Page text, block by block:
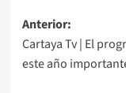
Anterior:
Cartaya Tv | El
este año